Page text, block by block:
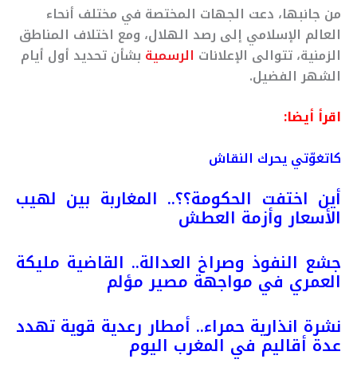
من جانبها، دعت الجهات المختصة في مختلف أنحاء
العالم الإسلامي إلى رصد الهلال، ومع اختلاف المناطق
الزمنية، تتوالى الإعلانات الرسمية بشأن تحديد أول أيام
الشهر الفضيل.
اقرأ أيضا:
كاتغوّتي يحرك النقاش
أين اختفت الحكومة؟؟.. المغاربة بين لهيب
الأسعار وأزمة العطش
جشع النفوذ وصراخ العدالة.. القاضية مليكة
العمري في مواجهة مصير مؤلم
نشرة انذارية حمراء.. أمطار رعدية قوية تهدد
عدة أقاليم في المغرب اليوم